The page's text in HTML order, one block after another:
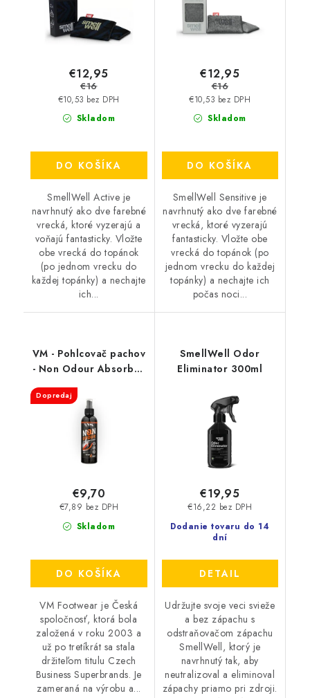
Skladom
€10,53 bez DPH
€12,95
€16
DO KOŠÍKA
SmellWell Active je
navrhnutý ako dve farebné
vrecká, ktoré vyzerajú a
voňajú fantasticky. Vložte
obe vrecká do topánok
(po jednom vrecku do
každej topánky) a nechajte
ich...
Skladom
€10,53 bez DPH
€12,95
€16
DO KOŠÍKA
SmellWell Sensitive je
navrhnutý ako dve farebné
vrecká, ktoré vyzerajú
fantasticky. Vložte obe
vrecká do topánok (po
jednom vrecku do každej
topánky) a nechajte ich
počas noci...
VM - Pohlcovač pachov
- Non Odour Absorber
3501
Dopredaj
Skladom
€7,89 bez DPH
€9,70
DO KOŠÍKA
VM Footwear je Česká
spoločnosť, ktorá bola
založená v roku 2003 a
už po tretíkrát sa stala
držiteľom titulu Czech
Business Superbrands. Je
zameraná na výrobu a...
SmellWell Odor
Eliminator 300ml
Dodanie tovaru do 14
dní
€16,22 bez DPH
€19,95
DETAIL
Udržujte svoje veci svieže
a bez zápachu s
odstraňovačom zápachu
SmellWell, ktorý je
navrhnutý tak, aby
neutralizoval a eliminoval
zápachy priamo pri zdroji.